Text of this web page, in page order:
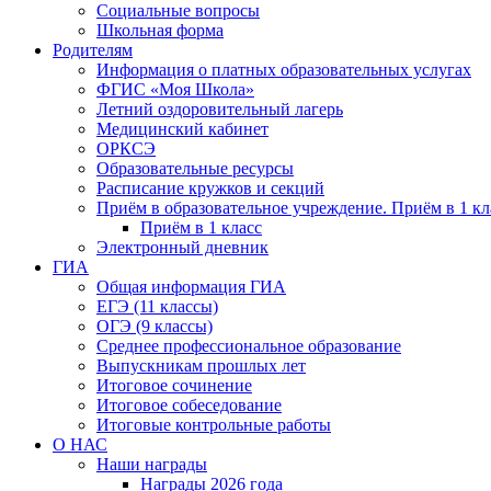
Социальные вопросы
Школьная форма
Родителям
Информация о платных образовательных услугах
ФГИС «Моя Школа»
Летний оздоровительный лагерь
Медицинский кабинет
ОРКСЭ
Образовательные ресурсы
Расписание кружков и секций
Приём в образовательное учреждение. Приём в 1
Приём в 1 класс
Электронный дневник
ГИА
Общая информация ГИА
ЕГЭ (11 классы)
ОГЭ (9 классы)
Среднее профессиональное образование
Выпускникам прошлых лет
Итоговое сочинение
Итоговое собеседование
Итоговые контрольные работы
О НАС
Наши награды
Награды 2026 года